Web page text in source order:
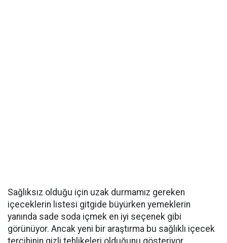
Sağlıksız olduğu için uzak durmamız gereken
içeceklerin listesi gitgide büyürken yemeklerin
yanında sade soda içmek en iyi seçenek gibi
görünüyor. Ancak yeni bir araştırma bu sağlıklı içecek
tercihinin gizli tehlikeleri olduğunu gösteriyor.